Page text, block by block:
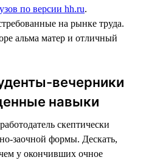
по версии hh.ru.
на рынке труда.
альма матер и отличный
вечерники
навыки
скептически
заочной формы. Дескать,
у окончивших очное